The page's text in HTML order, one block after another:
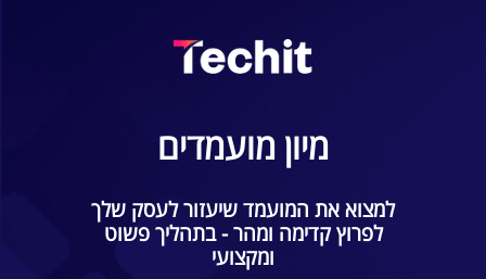
מיון מועמדים
למצוא את המועמד שיעזור לעסק שלך
לפרוץ קדימה ומהר - בתהליך פשוט
ומקצועי